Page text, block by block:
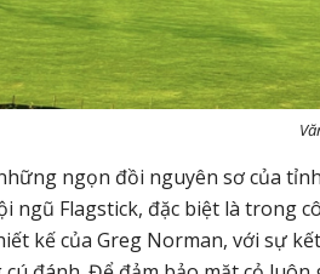
ngọn đồi nguyên sơ của
ngũ Flagstick, đặc biệt là trong
kế của Greg Norman, với sự